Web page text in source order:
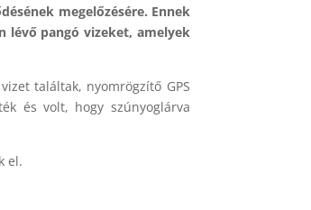
megelőzésére. Ennek
lévő pangó vizeket, amelyek
találtak, nyomrögzítő GPS
és volt, hogy szúnyoglárva
el.